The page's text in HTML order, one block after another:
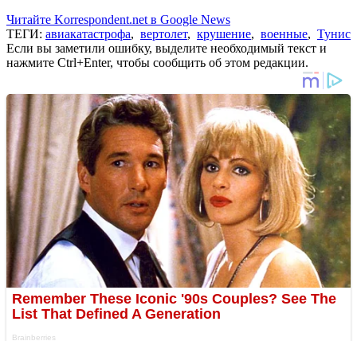
Читайте Korrespondent.net в Google News
ТЕГИ: авиакатастрофа, вертолет, крушение, военные, Тунис
Если вы заметили ошибку, выделите необходимый текст и
нажмите Ctrl+Enter, чтобы сообщить об этом редакции.